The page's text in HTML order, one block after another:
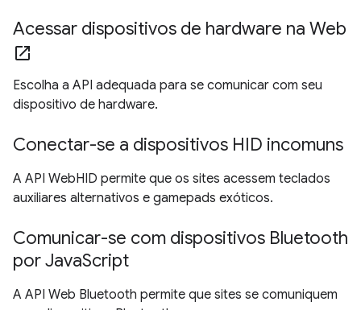
Acessar dispositivos de hardware na Web
open_in_new
Escolha a API adequada para se comunicar com seu
dispositivo de hardware.
Conectar-se a dispositivos HID incomuns
A API WebHID permite que os sites acessem teclados
auxiliares alternativos e gamepads exóticos.
Comunicar-se com dispositivos Bluetooth
por JavaScript
A API Web Bluetooth permite que sites se comuniquem